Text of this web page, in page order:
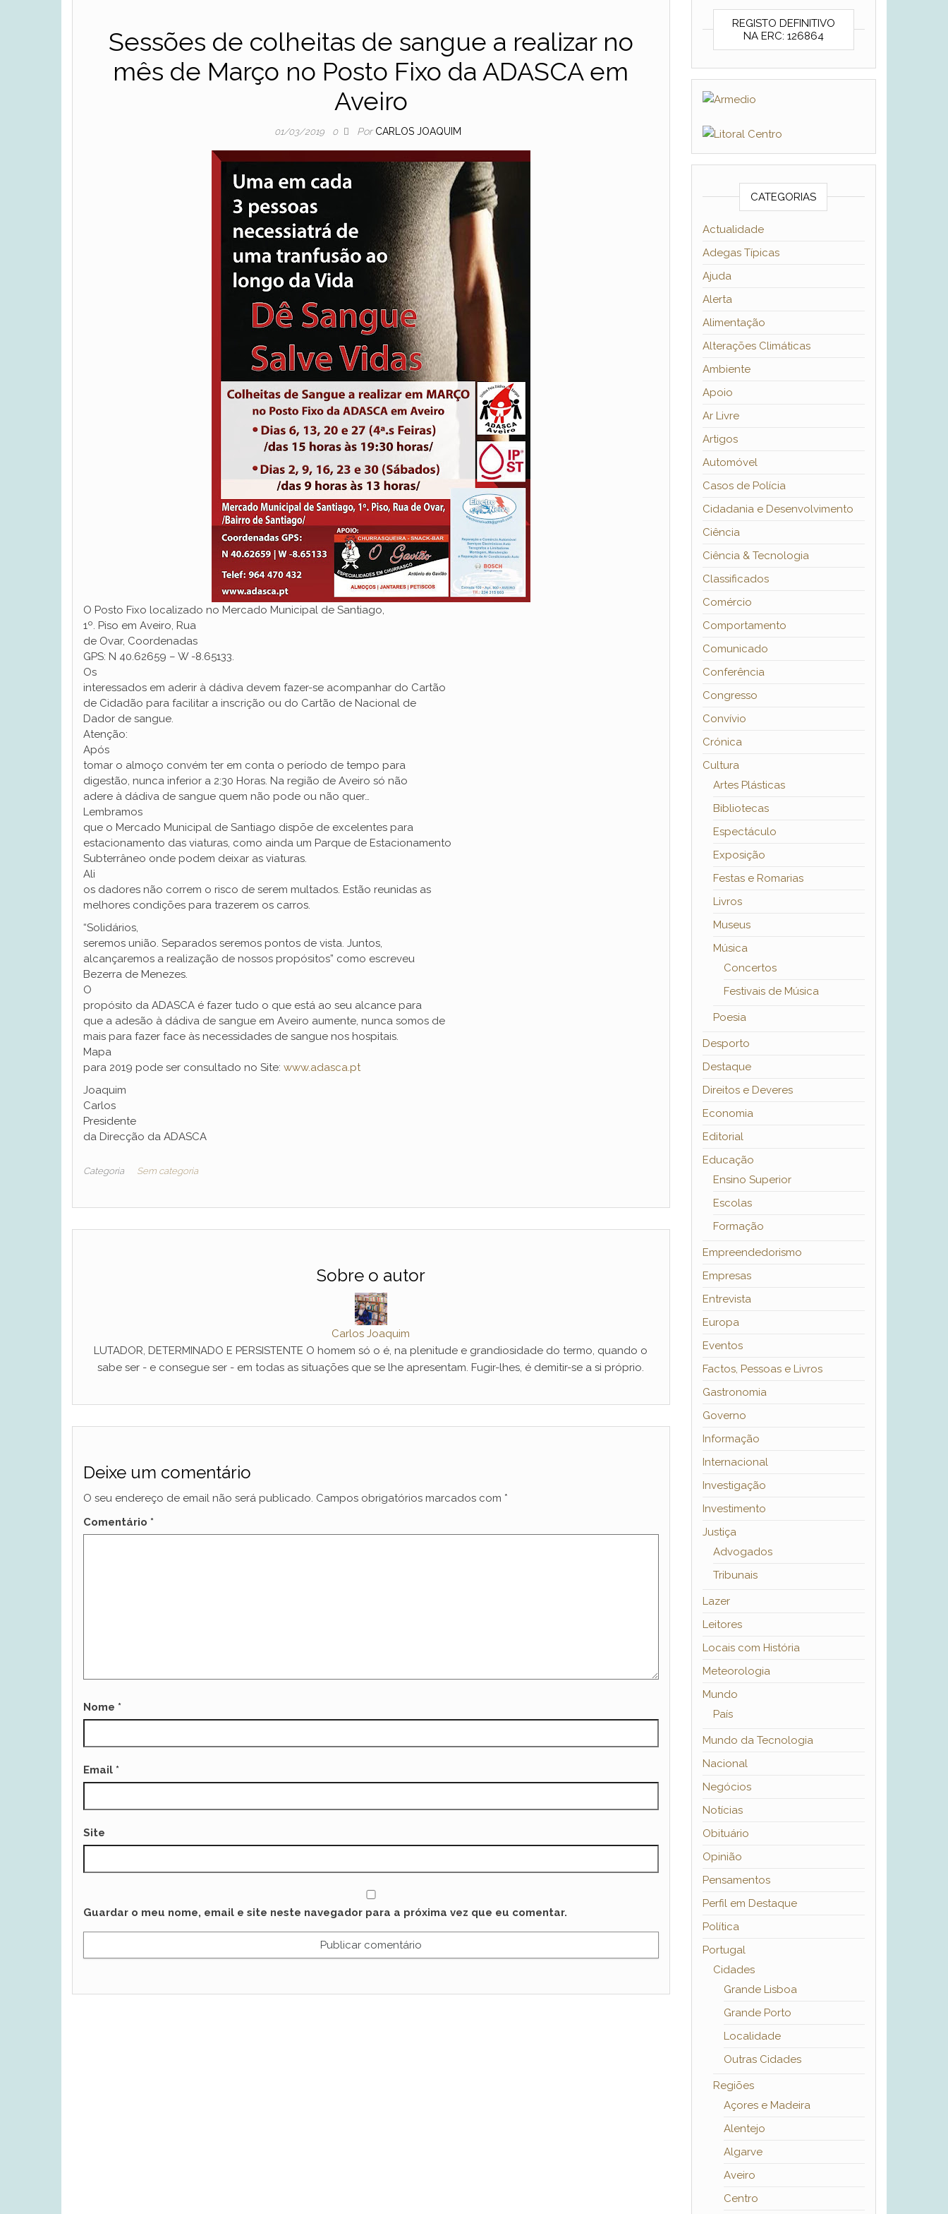
Sessões de colheitas de sangue a realizar no
mês de Março no Posto Fixo da ADASCA em
Aveiro
01/03/2019 0 Por CARLOS JOAQUIM
O Posto Fixo localizado no Mercado Municipal de Santiago,
1º. Piso em Aveiro, Rua
de Ovar, Coordenadas
GPS: N 40.62659 – W -8.65133.
Os
interessados em aderir à dádiva devem fazer-se acompanhar do Cartão
de Cidadão para facilitar a inscrição ou do Cartão de Nacional de
Dador de sangue.
Atenção:
Após
tomar o almoço convém ter em conta o período de tempo para
digestão, nunca inferior a 2:30 Horas. Na região de Aveiro só não
adere à dádiva de sangue quem não pode ou não quer…
Lembramos
que o Mercado Municipal de Santiago dispõe de excelentes para
estacionamento das viaturas, como ainda um Parque de Estacionamento
Subterrâneo onde podem deixar as viaturas.
Ali
os dadores não correm o risco de serem multados. Estão reunidas as
melhores condições para trazerem os carros.
“Solidários,
seremos união. Separados seremos pontos de vista. Juntos,
alcançaremos a realização de nossos propósitos” como escreveu
Bezerra de Menezes.
O
propósito da ADASCA é fazer tudo o que está ao seu alcance para
que a adesão à dádiva de sangue em Aveiro aumente, nunca somos de
mais para fazer face às necessidades de sangue nos hospitais.
Mapa
para 2019 pode ser consultado no Site: www.adasca.pt
Joaquim
Carlos
Presidente
da Direcção da ADASCA
Categoria Sem categoria
Sobre o autor
Carlos Joaquim
LUTADOR, DETERMINADO E PERSISTENTE O homem só o é, na plenitude e grandiosidade do termo, quando o
sabe ser - e consegue ser - em todas as situações que se lhe apresentam. Fugir-lhes, é demitir-se a si próprio.
Deixe um comentário
O seu endereço de email não será publicado. Campos obrigatórios marcados com *
Comentário *
Nome *
Email *
Site
Guardar o meu nome, email e site neste navegador para a próxima vez que eu comentar.
REGISTO DEFINITIVO
NA ERC: 126864
CATEGORIAS
Actualidade
Adegas Típicas
Ajuda
Alerta
Alimentação
Alterações Climáticas
Ambiente
Apoio
Ar Livre
Artigos
Automóvel
Casos de Polícia
Cidadania e Desenvolvimento
Ciência
Ciência & Tecnologia
Classificados
Comércio
Comportamento
Comunicado
Conferência
Congresso
Convívio
Crónica
Cultura
Artes Plásticas
Bibliotecas
Espectáculo
Exposição
Festas e Romarias
Livros
Museus
Música
Concertos
Festivais de Música
Poesia
Desporto
Destaque
Direitos e Deveres
Economia
Editorial
Educação
Ensino Superior
Escolas
Formação
Empreendedorismo
Empresas
Entrevista
Europa
Eventos
Factos, Pessoas e Livros
Gastronomia
Governo
Informação
Internacional
Investigação
Investimento
Justiça
Advogados
Tribunais
Lazer
Leitores
Locais com História
Meteorologia
Mundo
País
Mundo da Tecnologia
Nacional
Negócios
Notícias
Obituário
Opinião
Pensamentos
Perfil em Destaque
Política
Portugal
Cidades
Grande Lisboa
Grande Porto
Localidade
Outras Cidades
Regiões
Açores e Madeira
Alentejo
Algarve
Aveiro
Centro